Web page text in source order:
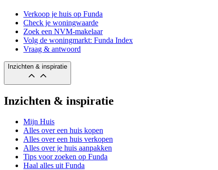
Verkoop je huis op Funda
Check je woningwaarde
Zoek een NVM-makelaar
Volg de woningmarkt: Funda Index
Vraag & antwoord
Inzichten & inspiratie
Inzichten & inspiratie
Mijn Huis
Alles over een huis kopen
Alles over een huis verkopen
Alles over je huis aanpakken
Tips voor zoeken op Funda
Haal alles uit Funda